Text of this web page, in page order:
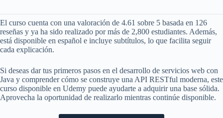
El curso cuenta con una valoración de 4.61 sobre 5 basada en 126
reseñas y ya ha sido realizado por más de 2,800 estudiantes. Además,
está disponible en español e incluye subtítulos, lo que facilita seguir
cada explicación.
Si deseas dar tus primeros pasos en el desarrollo de servicios web con
Java y comprender cómo se construye una API RESTful moderna, este
curso disponible en Udemy puede ayudarte a adquirir una base sólida.
Aprovecha la oportunidad de realizarlo mientras continúe disponible.